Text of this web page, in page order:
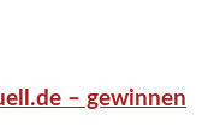
– gewinnen